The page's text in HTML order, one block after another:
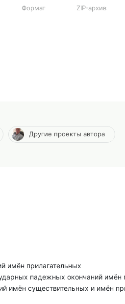
Формат
ZIP-архив
Другие проекты автора
имён прилагательных
падежных окончаний имён
имён существительных и имён